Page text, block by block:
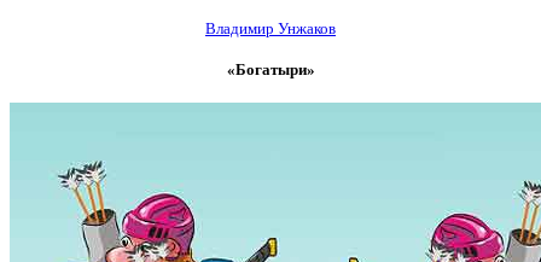
Владимир Унжаков
«Богатыри»